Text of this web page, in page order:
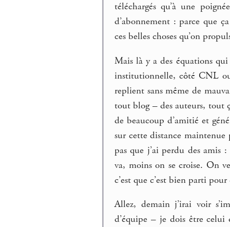
téléchargés qu’à une
d’abonnement : parce que
ces belles choses qu’on
Mais là y a des équations
institutionnelle, côté CNL
replient sans même de
tout blog – des auteurs, tout
de beaucoup d’amitié et
sur cette distance maintenue
pas que j’ai perdu des amis
va, moins on se croise. On
c’est que c’est bien parti
Allez, demain j’irai voir
d’équipe – je dois être